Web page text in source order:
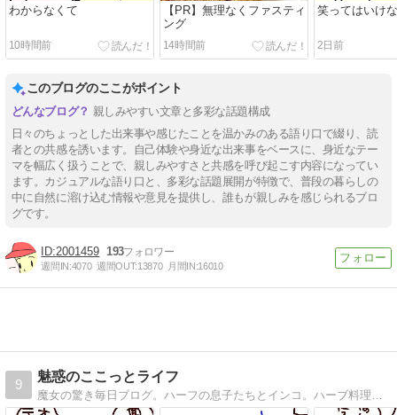
わからなくて
10時間前
【PR】無理なくファスティ
ング
14時間前
笑ってはいけ
2日前
このブログのここがポイント
親しみやすい文章と多彩な話題構成
日々のちょっとした出来事や感じたことを温かみのある語り口で綴り、読
者との共感を誘います。自己体験や身近な出来事をベースに、身近なテー
マを幅広く扱うことで、親しみやすさと共感を呼び起こす内容になってい
ます。カジュアルな語り口と、多彩な話題展開が特徴で、普段の暮らしの
中に自然に溶け込む情報や意見を提供し、誰もが親しみを感じられるブロ
グです。
2001459 193
週間IN:4070 週間OUT:13870 月間IN:16010
9
魅惑のここっとライフ
魔女の驚き毎日ブログ。ハーフの息子たちとインコ。ハーブ料理本出版しました！